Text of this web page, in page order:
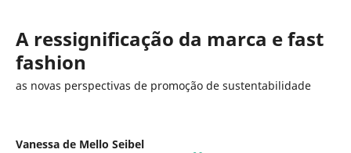
A ressignificação da marca e fast
fashion
as novas perspectivas de promoção de sustentabilidade
Vanessa de Mello Seibel